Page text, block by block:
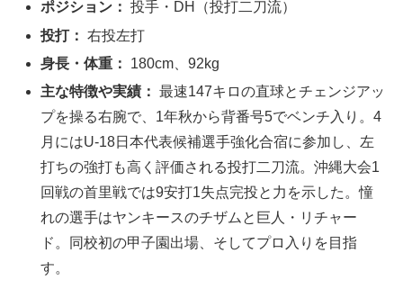
ポジション： 投手・DH（投打二刀流）
投打： 右投左打
身長・体重：
180cm、92kg
主な特徴や実績： 最速147キロの直球とチェンジアッ
プを操る右腕で、1年秋から背番号5でベンチ入り。4
月にはU-18日本代表候補選手強化合宿に参加し、左
打ちの強打も高く評価される投打二刀流。沖縄大会1
回戦の首里戦では9安打1失点完投と力を示した。憧
れの選手はヤンキースのチザムと巨人・リチャー
ド。同校初の甲子園出場、そしてプロ入りを目指
す。